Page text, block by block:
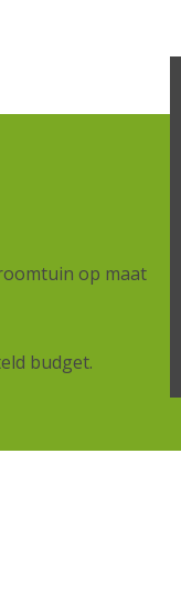
op maat
budget.